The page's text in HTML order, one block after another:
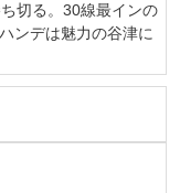
切る。30線最インの
ンデは魅力の谷津に